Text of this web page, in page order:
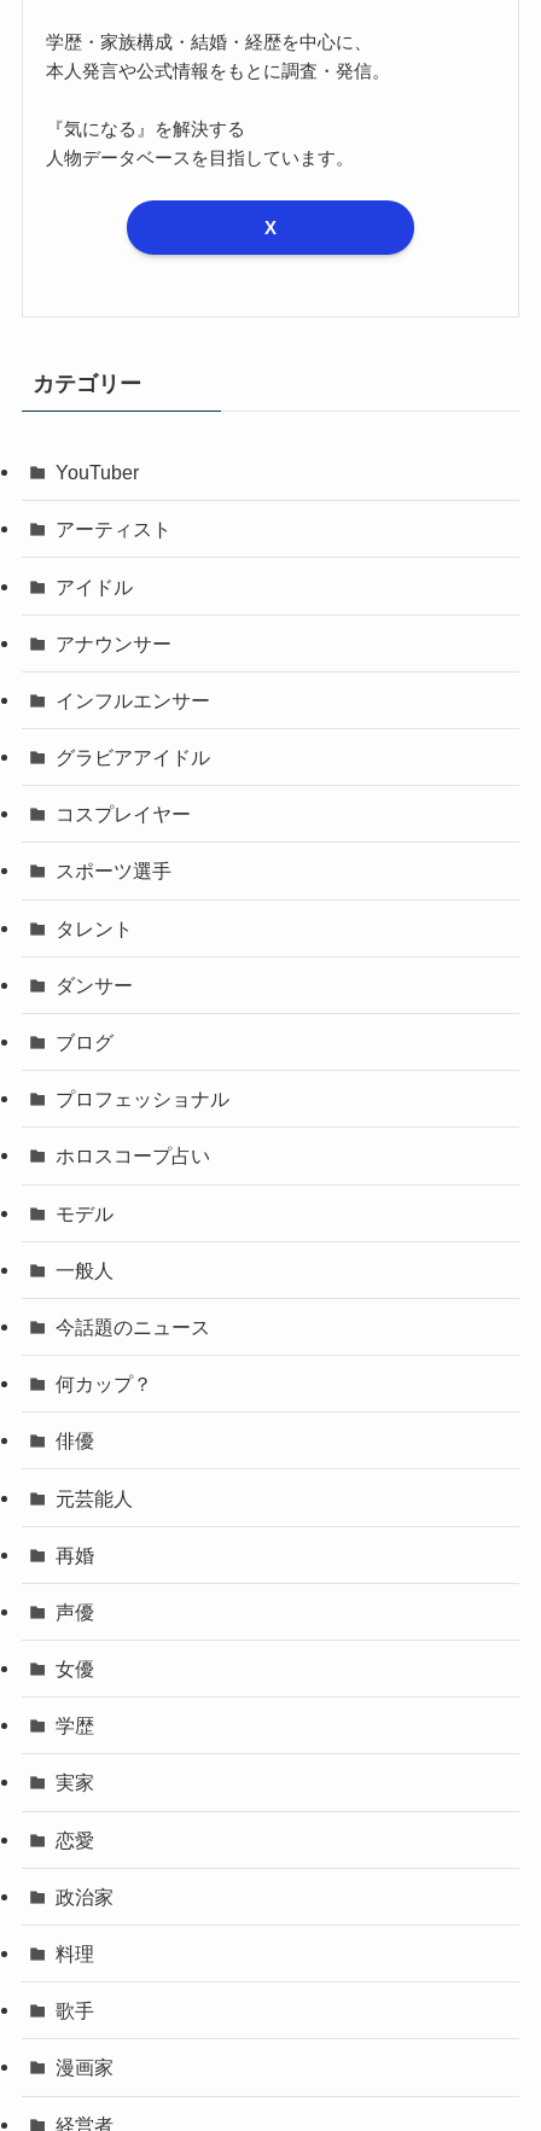
学歴・家族構成・結婚・経歴を中心に、
本人発言や公式情報をもとに調査・発信。
『気になる』を解決する
人物データベースを目指しています。
X
カテゴリー
YouTuber
アーティスト
アイドル
アナウンサー
インフルエンサー
グラビアアイドル
コスプレイヤー
スポーツ選手
タレント
ダンサー
ブログ
プロフェッショナル
ホロスコープ占い
モデル
一般人
今話題のニュース
何カップ？
俳優
元芸能人
再婚
声優
女優
学歴
実家
恋愛
政治家
料理
歌手
漫画家
経営者